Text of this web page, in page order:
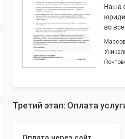
Наша
во
Третий этап: Оплата